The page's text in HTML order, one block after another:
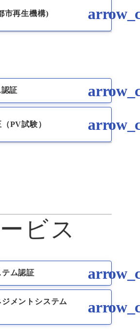
市再生機構)
証
PV試験）
ビス
ム認証
メントシステム